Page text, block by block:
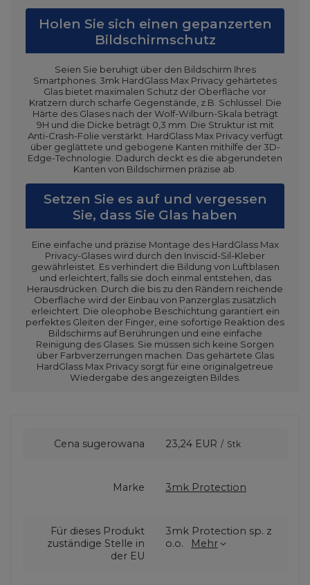
Holen Sie sich einen gepanzerten
Bildschirmschutz
Seien Sie beruhigt über den Bildschirm Ihres
Smartphones. 3mk HardGlass Max Privacy gehärtetes
Glas bietet maximalen Schutz der Oberfläche vor
Kratzern durch scharfe Gegenstände, z.B. Schlüssel. Die
Härte des Glases nach der Wolf-Wilburn-Skala beträgt
9H und die Dicke beträgt 0,3 mm. Die Struktur ist mit
Anti-Crash-Folie verstärkt. HardGlass Max Privacy verfügt
über geglättete und gebogene Kanten mithilfe der 3D-
Edge-Technologie. Dadurch deckt es die abgerundeten
Kanten von Bildschirmen präzise ab.
Setzen Sie es auf und vergessen
Sie, dass Sie Glas haben
Eine einfache und präzise Montage des HardGlass Max
Privacy-Glases wird durch den Inviscid-Sil-Kleber
gewährleistet. Es verhindert die Bildung von Luftblasen
und erleichtert, falls sie doch einmal entstehen, das
Herausdrücken. Durch die bis zu den Rändern reichende
Oberfläche wird der Einbau von Panzerglas zusätzlich
erleichtert. Die oleophobe Beschichtung garantiert ein
perfektes Gleiten der Finger, eine sofortige Reaktion des
Bildschirms auf Berührungen und eine einfache
Reinigung des Glases. Sie müssen sich keine Sorgen
über Farbverzerrungen machen. Das gehärtete Glas
HardGlass Max Privacy sorgt für eine originalgetreue
Wiedergabe des angezeigten Bildes.
Cena sugerowana 23,24 EUR / Stk
Marke 3mk Protection
Für dieses Produkt
zuständige Stelle in
der EU
3mk Protection sp. z
o.o.
Mehr